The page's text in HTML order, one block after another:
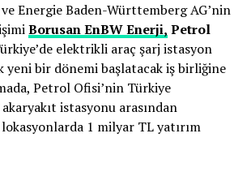
Energie Baden-Württemberg AG’nin
Borusan EnBW Enerji, Petrol
elektrikli araç şarj istasyon
yeni bir dönemi başlatacak iş birliğine
Petrol Ofisi’nin Türkiye
istasyonu arasından
1 milyar TL yatırım